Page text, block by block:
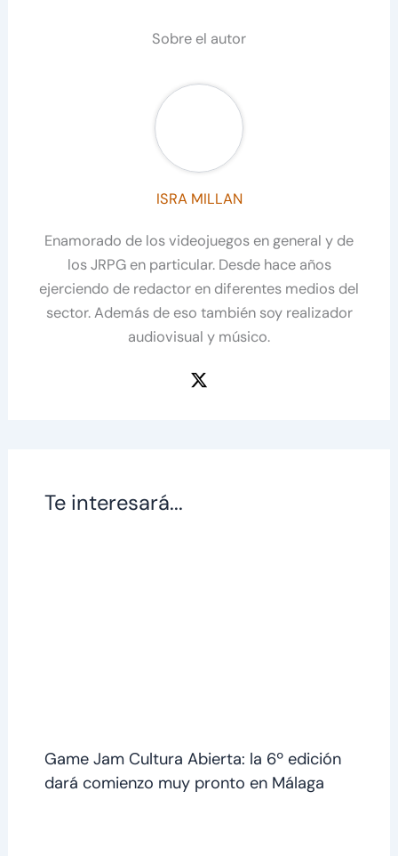
Sobre el autor
ISRA MILLAN
Enamorado de los videojuegos en general y de
los JRPG en particular. Desde hace años
ejerciendo de redactor en diferentes medios del
sector. Además de eso también soy realizador
audiovisual y músico.
Te interesará...
Game Jam Cultura Abierta: la 6º edición
dará comienzo muy pronto en Málaga